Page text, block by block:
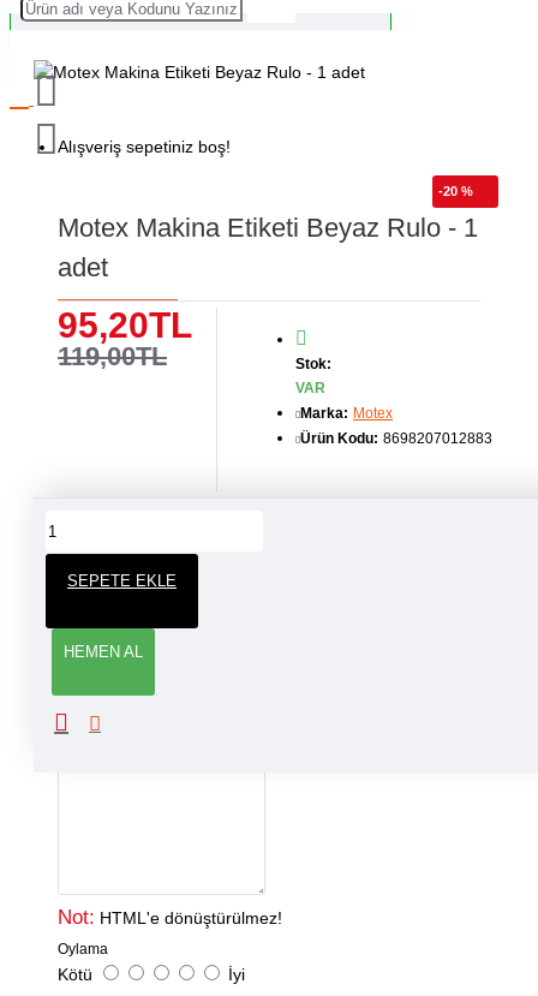
Alışveriş sepetiniz boş!
-20 %
Motex Makina Etiketi Beyaz Rulo - 1
adet
95,20TL
119,00TL
Stok:
VAR
Marka: Motex
Ürün Kodu: 8698207012883
SEPETE EKLE
HEMEN AL
ÜRÜN YORUMLARI
Not: HTML'e dönüştürülmez!
Oylama
Kötü İyi